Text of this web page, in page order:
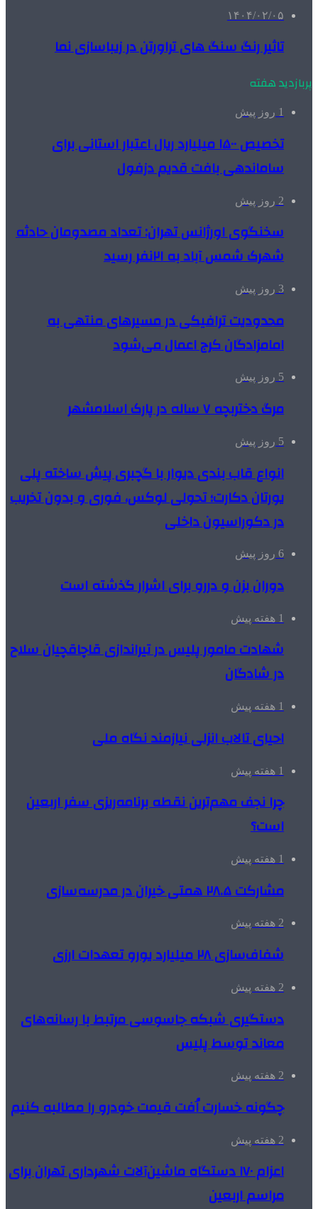
۱۴۰۴/۰۲/۰۵
تاثیر رنگ سنگ های تراورتن در زیباسازی نما
پربازدید هفته
1 روز پیش
تخصیص ۱۵۰۰ میلیارد ریال اعتبار استانی برای
ساماندهی بافت قدیم دزفول
2 روز پیش
سخنگوی اورژانس تهران: تعداد مصدومان حادثه
شهرک شمس آباد به ۲۱نفر رسید
3 روز پیش
محدودیت ترافیکی در مسیرهای منتهی به
امامزادگان کرج اعمال می‌شود
5 روز پیش
مرگ دختربچه ۷ ساله در پارک اسلامشهر
5 روز پیش
انواع قاب بندی دیوار با گچبری پیش ساخته پلی
یورتان دکارت؛ تحولی لوکس، فوری و بدون تخریب
در دکوراسیون داخلی
6 روز پیش
دوران بزن و دررو برای اشرار گذشته است
1 هفته پیش
شهادت مامور پلیس در تیراندازی قاچاقچیان سلاح
در شادگان
1 هفته پیش
احیای تالاب انزلی نیازمند نگاه ملی
1 هفته پیش
چرا نجف مهم‌ترین نقطه برنامه‌ریزی سفر اربعین
است؟
1 هفته پیش
مشارکت ۲۸.۵ همتی خیران در مدرسه‌سازی
2 هفته پیش
شفاف‌سازی ۲۸ میلیارد یورو تعهدات ارزی
2 هفته پیش
دستگیری شبکه جاسوسی مرتبط با رسانه‌های
معاند توسط پلیس
2 هفته پیش
چگونه خسارت اُفت قیمت خودرو را مطالبه کنیم
2 هفته پیش
اعزام ۱۷۰ دستگاه ماشین‌آلات شهرداری تهران برای
مراسم اربعین